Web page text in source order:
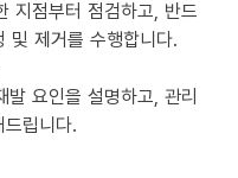
지점부터 점검하고, 반드
및 제거를 수행합니다.
발 요인을 설명하고, 관리
립니다.